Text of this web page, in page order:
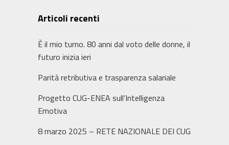
Articoli recenti
È il mio turno. 80 anni dal voto delle donne, il
futuro inizia ieri
​Parità retributiva e trasparenza salariale
Progetto CUG-ENEA sull’Intelligenza
Emotiva
8 marzo 2025 – RETE NAZIONALE DEI CUG